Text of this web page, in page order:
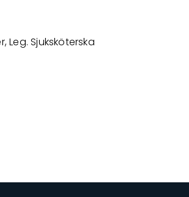
Leg. Sjuksköterska